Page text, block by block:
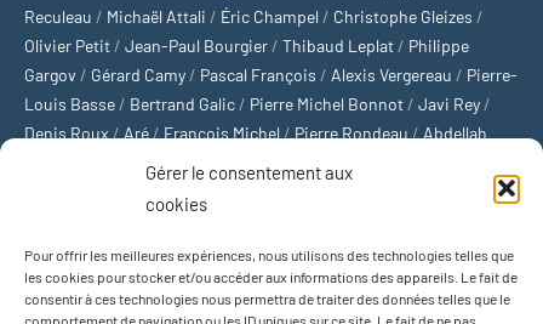
Gérer le consentement aux
cookies
Pour offrir les meilleures expériences, nous utilisons des technologies telles que
les cookies pour stocker et/ou accéder aux informations des appareils. Le fait de
consentir à ces technologies nous permettra de traiter des données telles que le
comportement de navigation ou les ID uniques sur ce site. Le fait de ne pas
Reculeau / Michaël Attali / Éric Champel / Christophe Gleizes /
Olivier Petit / Jean-Paul Bourgier / Thibaud Leplat / Philippe
Gargov / Gérard Camy / Pascal François / Alexis Vergereau / Pierre-
Louis Basse / Bertrand Galic / Pierre Michel Bonnot / Javi Rey /
Denis Roux / Aré / François Michel / Pierre Rondeau / Abdellah
Michaël Delépine
Football/ Cyclisme/Tous les sports/Jeux olympiques/Rugby/
Basket-ball/Sports US/Boxe/Tennis/Bateaux/Formule 1/